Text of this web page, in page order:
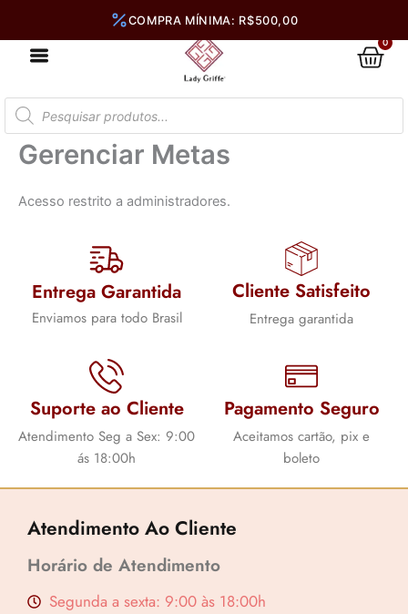
0
Pesquisar
produtos
Gerenciar Metas
Acesso restrito a administradores.
Entrega Garantida
Enviamos para todo Brasil
Cliente Satisfeito
Entrega garantida
Suporte ao Cliente
Atendimento Seg a Sex: 9:00
ás 18:00h
Pagamento Seguro
Aceitamos cartão, pix e
boleto
Atendimento Ao Cliente
Horário de Atendimento
Segunda a sexta: 9:00 às 18:00h